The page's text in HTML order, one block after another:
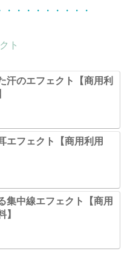
・・・・・・・・・
ト
汗のエフェクト【商用利
エフェクト【商用利用
集中線エフェクト【商用
】